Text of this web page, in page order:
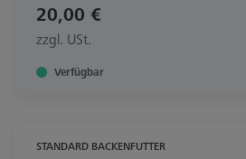
20,00 €
zzgl. USt.
Verfügbar
STANDARD BACKENFUTTER